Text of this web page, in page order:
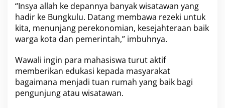
“Insya allah ke depannya banyak wisatawan yang
hadir ke Bungkulu. Datang membawa rezeki untuk
kita, menunjang perekonomian, kesejahteraan baik
warga kota dan pemerintah,” imbuhnya.
Wawali ingin para mahasiswa turut aktif
memberikan edukasi kepada masyarakat
bagaimana menjadi tuan rumah yang baik bagi
pengunjung atau wisatawan.